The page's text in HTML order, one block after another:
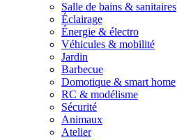
Salle de bains & sanitaires
Éclairage
Énergie & électro
Véhicules & mobilité
Jardin
Barbecue
Domotique & smart home
RC & modélisme
Sécurité
Animaux
Atelier